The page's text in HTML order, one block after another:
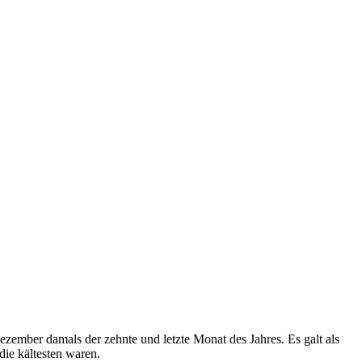
damals der zehnte und letzte Monat des Jahres. Es galt als
kältesten waren.